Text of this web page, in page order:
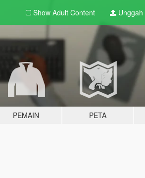
Show Adult Content Unggah
PEMAIN PETA